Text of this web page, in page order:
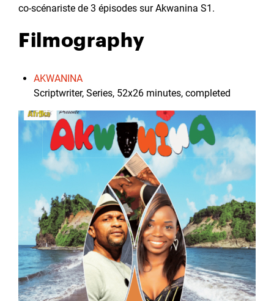
co-scénariste de 3 épisodes sur Akwanina S1.
Filmography
AKWANINA
Scriptwriter, Series, 52x26 minutes, completed